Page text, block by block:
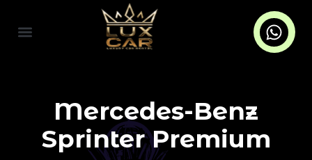
Mercedes-Benz
Sprinter Premium